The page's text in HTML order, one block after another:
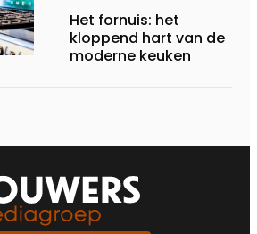
Het fornuis: het
kloppend hart van de
moderne keuken